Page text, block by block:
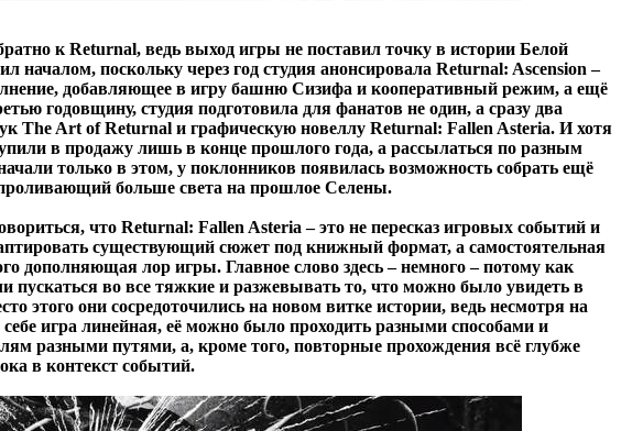
к Returnal, ведь выход игры не поставил точку в истории Белой
началом, поскольку через год студия анонсировала Returnal: Ascension –
добавляющее в игру башню Сизифа и кооперативный режим, а ещё
годовщину, студия подготовила для фанатов не один, а сразу два
The Art of Returnal и графическую новеллу Returnal: Fallen Asteria. И хотя
в продажу лишь в конце прошлого года, а рассылаться по разным
только в этом, у поклонников появилась возможность собрать ещё
больше света на прошлое Селены.
что Returnal: Fallen Asteria – это не пересказ игровых событий и
существующий сюжет под книжный формат, а самостоятельная
дополняющая лор игры. Главное слово здесь – немного – потому как
пускаться во все тяжкие и разжевывать то, что можно было увидеть в
этого они сосредоточились на новом витке истории, ведь несмотря на
себе игра линейная, её можно было проходить разными способами и
разными путями, а, кроме того, повторные прохождения всё глубже
в контекст событий.